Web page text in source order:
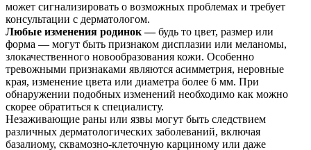
может сигнализировать о возможных проблемах и требует
консультации с дерматологом.
Любые изменения родинок —будь то цвет, размер или
форма — могут быть признаком дисплазии или меланомы,
злокачественного новообразования кожи. Особенно
тревожными признаками являются асимметрия, неровные
края, изменение цвета или диаметра более 6 мм. При
обнаружении подобных изменений необходимо как можно
скорее обратиться к специалисту.
Незаживающие раны или язвы могут быть следствием
различных дерматологических заболеваний, включая
базалиому, сквамозно-клеточную карциному или даже